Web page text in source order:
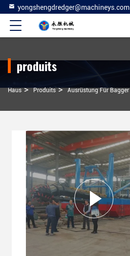
yongshengdredger@machineys.com
produits
Haus > Produits > Ausrüstung Für Bagger